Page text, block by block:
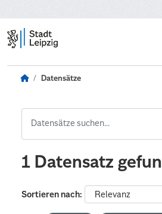
Datensätze
1 Datensatz
Sortieren nach